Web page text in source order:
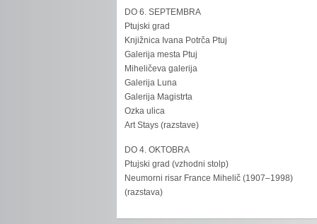
DO 6. SEPTEMBRA
Ptujski grad
Knjižnica Ivana Potrča Ptuj
Galerija mesta Ptuj
Miheličeva galerija
Galerija Luna
Galerija Magistrta
Ozka ulica
Art Stays (razstave)
DO 4. OKTOBRA
Ptujski grad (vzhodni stolp)
Neumorni risar France Mihelič (1907–1998)
(razstava)